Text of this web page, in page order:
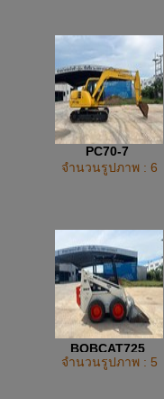
PC70-7
จำนวนรูปภาพ : 6
ฺBOBCAT725
จำนวนรูปภาพ : 5